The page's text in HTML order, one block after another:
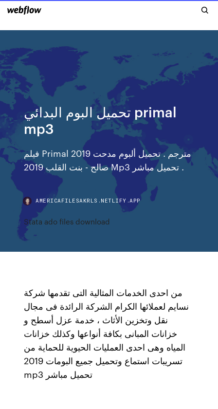
تحميل البوم البدائي primal
mp3
فيلم Primal 2019 مترجم . تحميل ألبوم مدحت
صالح - بنت القلب 2019 Mp3 تحميل مباشر .
AMERICAFILESAKRLS.NETLIFY.APP
Stata ado files download
من احدى الخدمات المثالية التى تقدمها شركة
نسايم لعملائها الكرام الشركة الرائدة فى مجال
نقل وتخزين الأثاث ، خدمة عزل أسطح و
خزانات المبانى بكافة أنواعها وكذلك خزانات
المياه وهى احدى العمليات الحيوية للحماية من
تسريبات استماع وتحميل جميع البومات 2019
mp3 تحميل مباشر